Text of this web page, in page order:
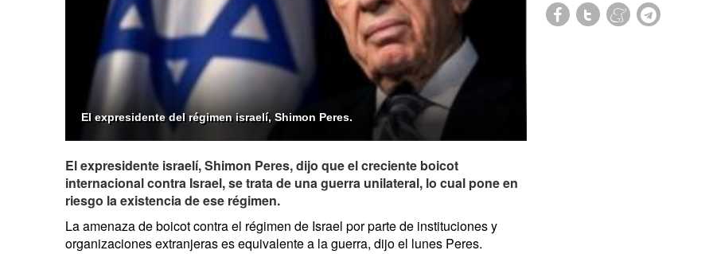
El expresidente del régimen israelí, Shimon Peres.
El expresidente israelí, Shimon Peres, dijo que el creciente boicot
internacional contra Israel, se trata de una guerra unilateral, lo cual pone en
riesgo la existencia de ese régimen.
La amenaza de boicot contra el régimen de Israel por parte de instituciones y
organizaciones extranjeras es equivalente a la guerra, dijo el lunes Peres.